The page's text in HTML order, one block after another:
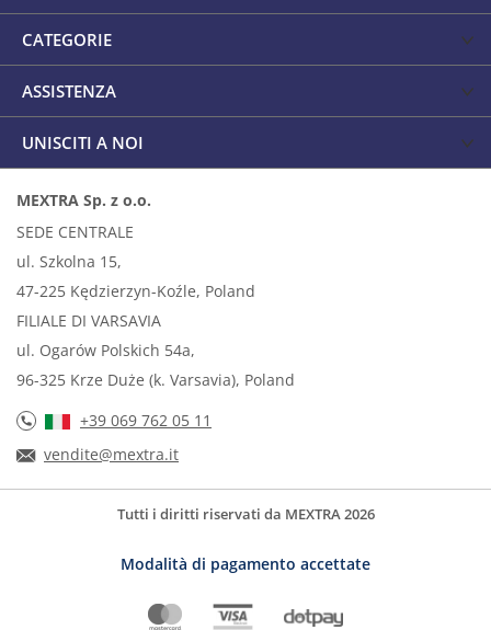
CATEGORIE
ASSISTENZA
UNISCITI A NOI
MEXTRA Sp. z o.o.
SEDE CENTRALE
ul. Szkolna 15,
47-225 Kędzierzyn-Koźle, Poland
FILIALE DI VARSAVIA
ul. Ogarów Polskich 54a,
96-325 Krze Duże (k. Varsavia), Poland
+39 069 762 05 11
vendite@mextra.it
Tutti i diritti riservati da MEXTRA 2026
Modalità di pagamento accettate